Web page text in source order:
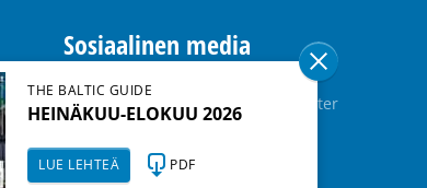
THE BALTIC GUIDE
HEINÄKUU-ELOKUU 2026
LUE LEHTEÄ PDF
Sosiaalinen media
Facebook Twitter
Instagram